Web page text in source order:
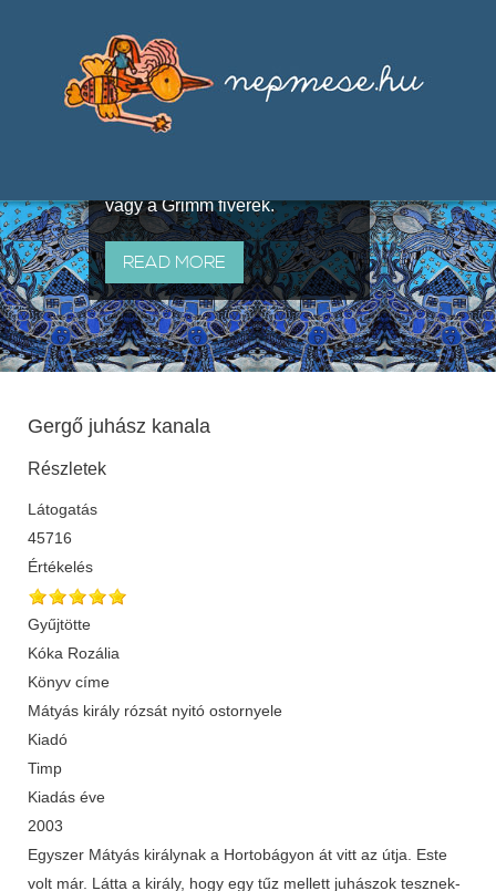
útján terjedő elbeszélésekből,
melyeket olyan ismert gyűjtők
állítottak össze, mint Benedek
vagy a Grimm fivérek.
READ MORE
Gergő juhász kanala
Részletek
Látogatás
45716
Értékelés
Gyűjtötte
Kóka Rozália
Könyv címe
Mátyás király rózsát nyitó ostornyele
Kiadó
Timp
Kiadás éve
2003
Egyszer Mátyás királynak a Hortobágyon át vitt az útja. Este
volt már. Látta a király, hogy egy tűz mellett juhászok tesznek-